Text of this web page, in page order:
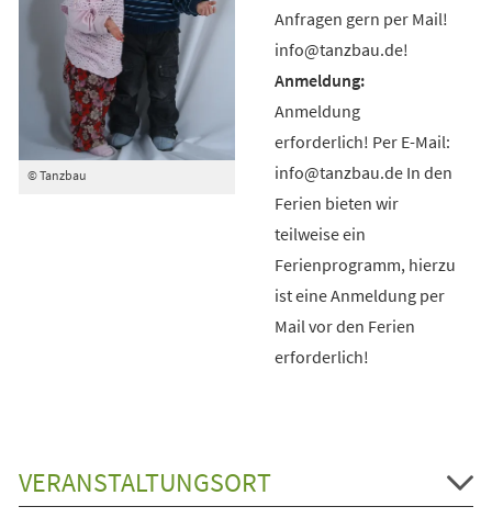
© Tanzbau
Anfragen gern per Mail!
info@tanzbau.de!
Anmeldung
erforderlich! Per E-Mail:
info@tanzbau.de In den
Ferien bieten wir
teilweise ein
Ferienprogramm, hierzu
ist eine Anmeldung per
Mail vor den Ferien
erforderlich!
VERANSTALTUNGSORT